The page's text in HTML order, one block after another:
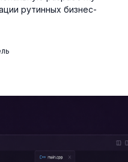
рутинных бизнес-